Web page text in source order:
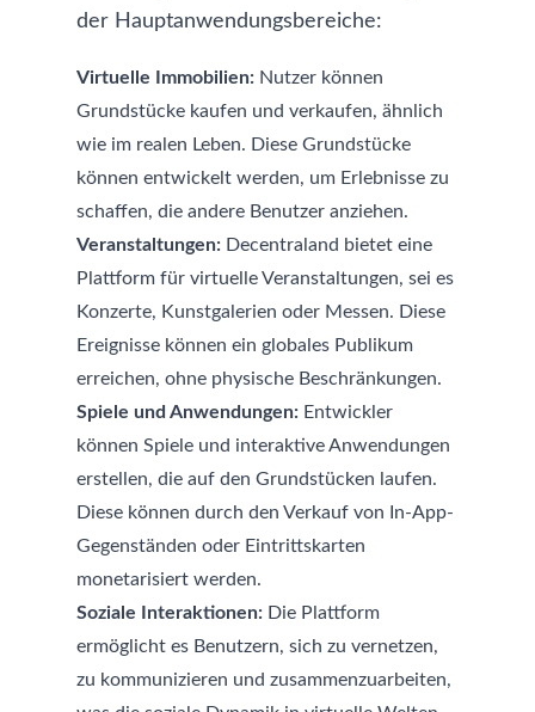
der Hauptanwendungsbereiche:
Virtuelle Immobilien: Nutzer können
Grundstücke kaufen und verkaufen, ähnlich
wie im realen Leben. Diese Grundstücke
können entwickelt werden, um Erlebnisse zu
schaffen, die andere Benutzer anziehen.
Veranstaltungen: Decentraland bietet eine
Plattform für virtuelle Veranstaltungen, sei es
Konzerte, Kunstgalerien oder Messen. Diese
Ereignisse können ein globales Publikum
erreichen, ohne physische Beschränkungen.
Spiele und Anwendungen: Entwickler
können Spiele und interaktive Anwendungen
erstellen, die auf den Grundstücken laufen.
Diese können durch den Verkauf von In-App-
Gegenständen oder Eintrittskarten
monetarisiert werden.
Soziale Interaktionen: Die Plattform
ermöglicht es Benutzern, sich zu vernetzen,
zu kommunizieren und zusammenzuarbeiten,